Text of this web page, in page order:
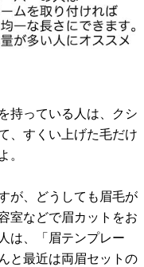
持っている人は、クシ
、すくい上げた毛だけ
。
が、どうしても眉毛が
室などで眉カットをお
は、「眉テンプレー
と最近は両眉セットの